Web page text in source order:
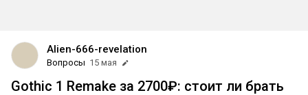
Alien-666-revelation
Вопросы 15 мая
Gothic 1 Remake за 2700₽: стоит ли брать